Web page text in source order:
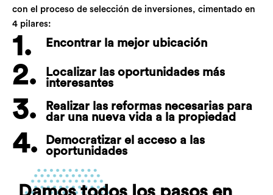
con el proceso de selección de inversiones, cimentado en
4 pilares:
1. Encontrar la mejor ubicación
2.
Localizar las oportunidades más
interesantes
3.
Realizar las reformas necesarias para
dar una nueva vida a la propiedad
4.
Democratizar el acceso a las
oportunidades